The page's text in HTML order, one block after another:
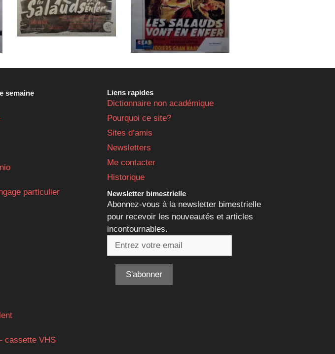
semaine
particulier
cassette VHS
Liens rapides
Dictionnaire non académique
Pourquoi ce site?
Sites d’amis
Newsletters
Me contacter
Historique
Newsletter bimestrielle
Abonnez-vous à la newsletter bimestrielle
pour recevoir les nouveautés et articles
incontournables.